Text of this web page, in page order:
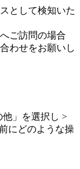
として検知いた
ご訪問の場合
わせをお願いし
」を選択し >
にどのような操